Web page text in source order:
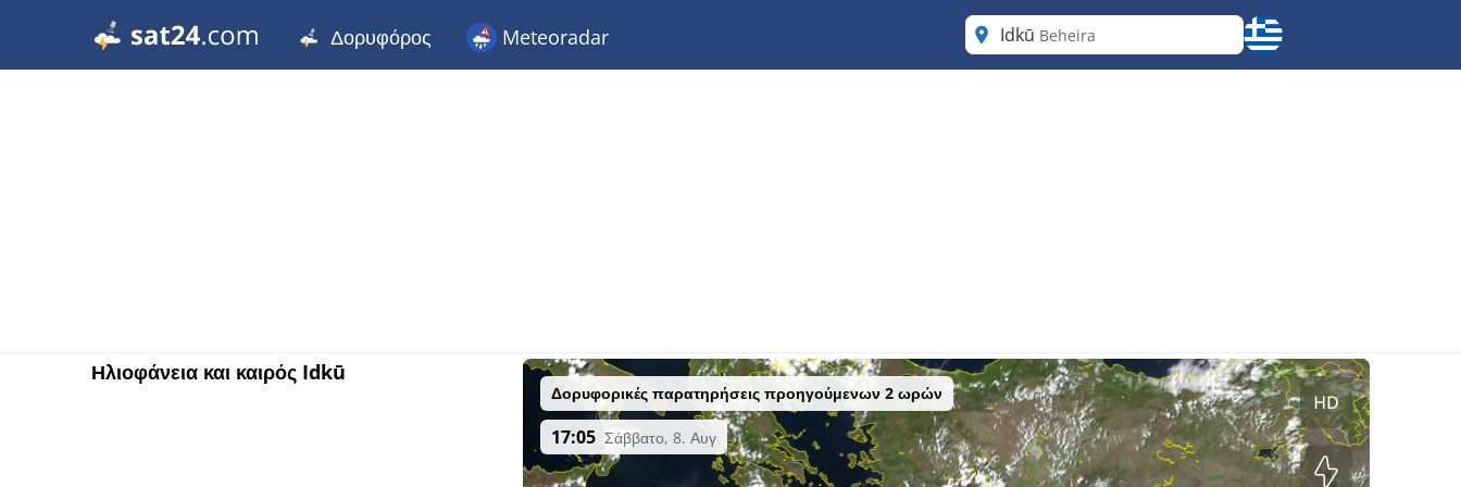
Δορυφόρος Meteoradar Idkū Beheira
Ηλιοφάνεια και καιρός Idkū
Δορυφορικές παρατηρήσεις προηγούμενων 2 ωρών
17:05 Σάββατο, 8. Αυγ